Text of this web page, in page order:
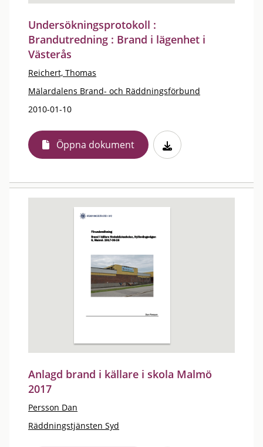
Undersökningsprotokoll :
Brandutredning : Brand i lägenhet i
Västerås
Reichert, Thomas
Mälardalens Brand- och Räddningsförbund
2010-01-10
Öppna dokument
Anlagd brand i källare i skola Malmö
2017
Persson Dan
Räddningstjänsten Syd